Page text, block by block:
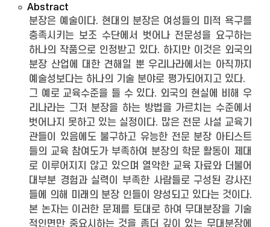
Abstract
분장은 예술이다. 현대의 분장은 여성들의 미적 욕구를
충족시키는 보조 수단에서 벗어나 전문성을 요구하는
하나의 작품으로 인정받고 있다. 하지만 이것은 외국의
분장 산업에 대한 견해일 뿐 우리나라에서는 아직까지
예술성보다는 하나의 기술 분야로 평가되어지고 있다.
그 예로 교육수준을 들 수 있다. 외국의 현실에 비해 우
리나라는 그저 분장을 하는 방법을 가르치는 수준에서
벗어나지 못하고 있는 실정이다. 많은 전문 사설 교육기
관들이 있음에도 불구하고 유능한 전문 분장 아티스트
들의 교육 참여도가 부족하여 분장의 학문 활동이 제대
로 이루어지지 않고 있으며 열악한 교육 자료와 더불어
대부분 경험과 실력이 부족한 사람들로 구성된 강사진
들에 의해 미래의 분장 인들이 양성되고 있다는 것이다.
본 논자는 이러한 문제를 토대로 하여 무대분장을 기술
적인면만 중요시하는 것을 좀더 깊이 있는 무대분장에